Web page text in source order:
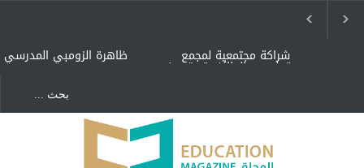
ظاهرة الزومبي المدرسي شراكة مجتمعية لمجمع
تعليمي بالطائف تستهدف
"كنت أنضرب ومافيني إلا
العافية" هل هذا مبرر
لاستمرار أسلوب التربية
المتوارث؟
لماذا تعد برامج توعية الأطفال
بخصوصية الجسد وقاية لا
فضول؟